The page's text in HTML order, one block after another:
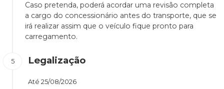
Caso pretenda, poderá acordar uma revisão completa
a cargo do concessionário antes do transporte, que se
irá realizar assim que o veículo fique pronto para
carregamento.
Legalização
Até 25/08/2026